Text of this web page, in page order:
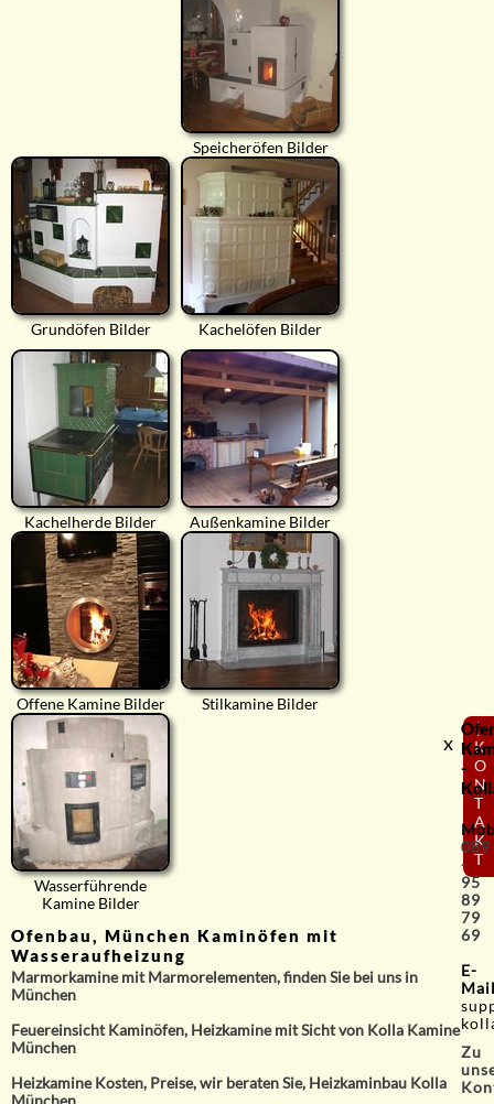
Speicheröfen Bilder
Grundöfen Bilder Kachelöfen Bilder
Kachelherde Bilder Außenkamine Bilder
Offene Kamine Bilder Stilkamine Bilder
Wasserführende
Kamine Bilder
Ofenbau, München Kaminöfen mit
Wasseraufheizung
Marmorkamine mit Marmorelementen, finden Sie bei uns in
München
Feuereinsicht Kaminöfen, Heizkamine mit Sicht von Kolla Kamine
München
Heizkamine Kosten, Preise, wir beraten Sie, Heizkaminbau Kolla
⟨
K
O
N
T
A
K
T
-
089
-
95
89
79
69
E-
Zu
x